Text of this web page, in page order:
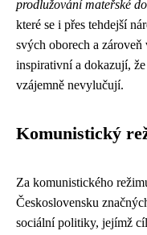
prodlužování mateřské
které se i přes tehdejší
svých oborech a
inspirativní a dokazují,
vzájemně nevylučují.
Komunistický
Za komunistického
Československu
sociální politiky, jejímž